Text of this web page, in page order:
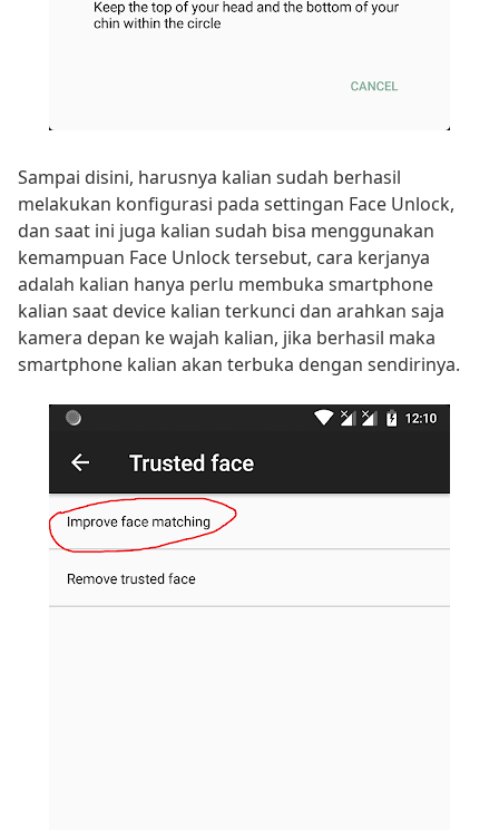
Sampai disini, harusnya kalian sudah berhasil
melakukan konfigurasi pada settingan Face Unlock,
dan saat ini juga kalian sudah bisa menggunakan
kemampuan Face Unlock tersebut, cara kerjanya
adalah kalian hanya perlu membuka smartphone
kalian saat device kalian terkunci dan arahkan saja
kamera depan ke wajah kalian, jika berhasil maka
smartphone kalian akan terbuka dengan sendirinya.